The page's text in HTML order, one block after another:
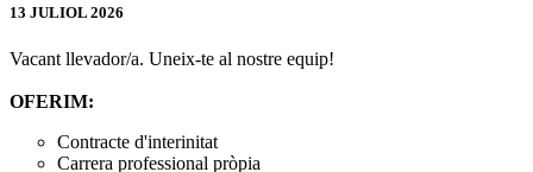
13 JULIOL 2026
Vacant llevador/a. Uneix-te al nostre equip!
OFERIM:
Contracte d'interinitat
Carrera professional pròpia